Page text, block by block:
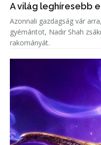
A világ leghíresebb
Azonnali gazdagság vár
gyémántot, Nadir Shah
rakományát.